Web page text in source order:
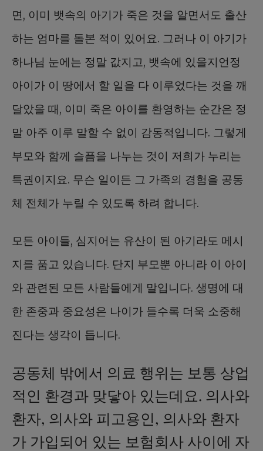
면, 이미 뱃속의 아기가 죽은 것을 알면서도 출산
하는 엄마를 돌본 적이 있어요. 그러나 이 아기가
하나님 눈에는 정말 값지고, 뱃속에 있을지언정
아이가 이 땅에서 할 일을 다 이루었다는 것을 깨
달았을 때, 이미 죽은 아이를 환영하는 순간은 정
말 아주 이루 말할 수 없이 감동적입니다. 그렇게
부모와 함께 슬픔을 나누는 것이 저희가 누리는
특권이지요. 무슨 일이든 그 가족의 경험을 공동
체 전체가 누릴 수 있도록 하려 합니다.
모든 아이들, 심지어는 유산이 된 아기라도 메시
지를 품고 있습니다. 단지 부모뿐 아니라 이 아이
와 관련된 모든 사람들에게 말입니다. 생명에 대
한 존중과 중요성은 나이가 들수록 더욱 소중해
진다는 생각이 듭니다.
공동체 밖에서 의료 행위는 보통 상업
적인 환경과 맞닿아 있는데요. 의사와
환자, 의사와 피고용인, 의사와 환자
가 가입되어 있는 보험회사 사이에 자